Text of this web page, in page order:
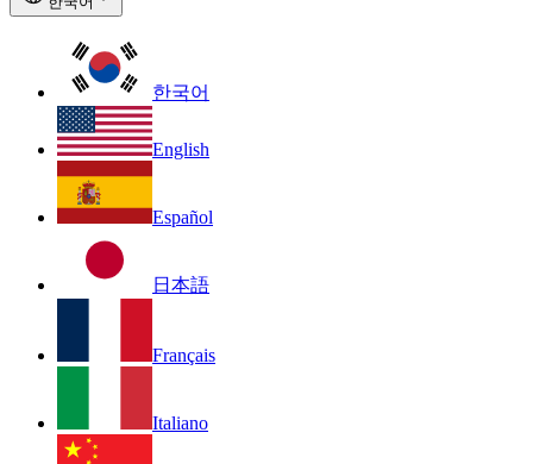
한국어
English
Español
日本語
Français
Italiano